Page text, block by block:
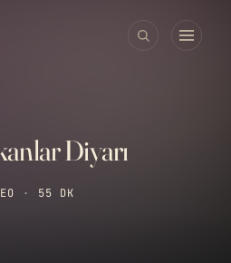
Diyarı
·
55 DK